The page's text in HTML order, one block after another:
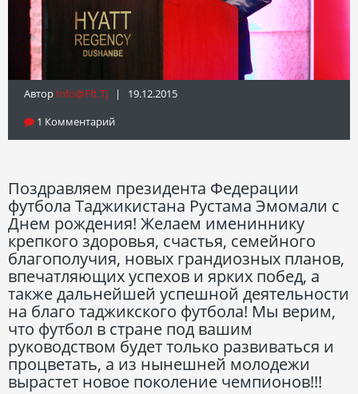
Автор Info@fft.tj | 19.12.2015
1 Комментарий
Поздравляем президента Федерации
футбола Таджикистана Рустама Эмомали с
Днем рождения! Желаем имениннику
крепкого здоровья, счастья, семейного
благополучия, новых грандиозных планов,
впечатляющих успехов и ярких побед, а
также дальнейшей успешной деятельности
на благо таджикского футбола! Мы верим,
что футбол в стране под вашим
руководством будет только развиваться и
процветать, а из нынешней молодежи
вырастет новое поколение чемпионов!!!